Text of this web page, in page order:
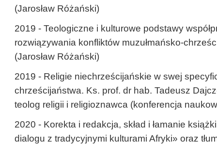
(Jarosław Różański)
2019 - Teologiczne i kulturowe podstawy
rozwiązywania konfliktów muzułmańsko-
(Jarosław Różański)
2019 - Religie niechrześcijańskie w swej
chrześcijaństwa. Ks. prof. dr hab. Tadeusz
teolog religii i religioznawca (konferencja
2020 - Korekta i redakcja, skład i łamanie
dialogu z tradycyjnymi kulturami Afryki» oraz